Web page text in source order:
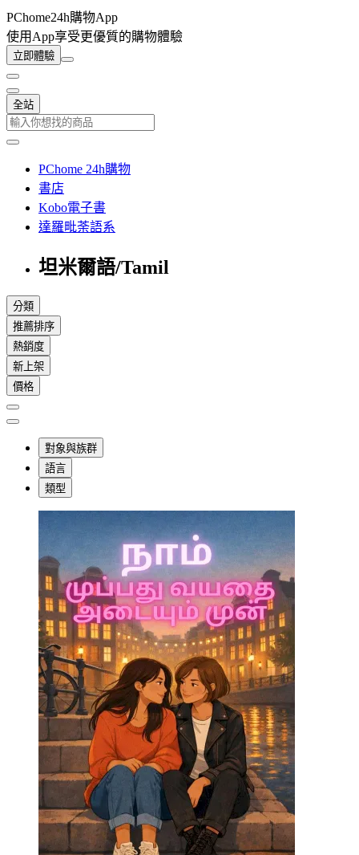
PChome24h購物App
使用App享受更優質的購物體驗
立即體驗
全站
PChome 24h購物
書店
Kobo電子書
達羅毗荼語系
坦米爾語/Tamil
分類
推薦排序
熱銷度
新上架
價格
對象與族群
語言
類型